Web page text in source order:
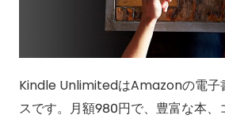
Kindle UnlimitedはAmazonの電子
スです。月額980円で、豊富な本、